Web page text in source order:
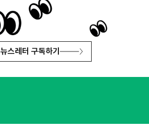
뉴스레터 구독하기